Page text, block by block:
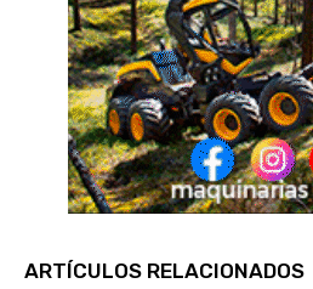
ARTÍCULOS RELACIONADOS